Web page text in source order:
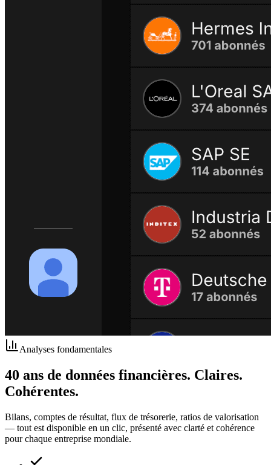
Analyses fondamentales
40 ans de données financières. Claires.
Cohérentes.
Bilans, comptes de résultat, flux de trésorerie, ratios de valorisation
— tout est disponible en un clic, présenté avec clarté et cohérence
pour chaque entreprise mondiale.